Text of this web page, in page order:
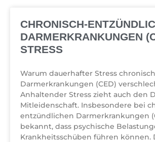
CHRONISCH-
DARMERKRANKUNGEN
STRESS
Warum dauerhafter Stress
Darmerkrankungen (CED)
Anhaltender Stress zieht auch den
Mitleidenschaft. Insbesondere bei
entzündlichen Darmerkrankungen
bekannt, dass psychische
Krankheitsschüben führen können.